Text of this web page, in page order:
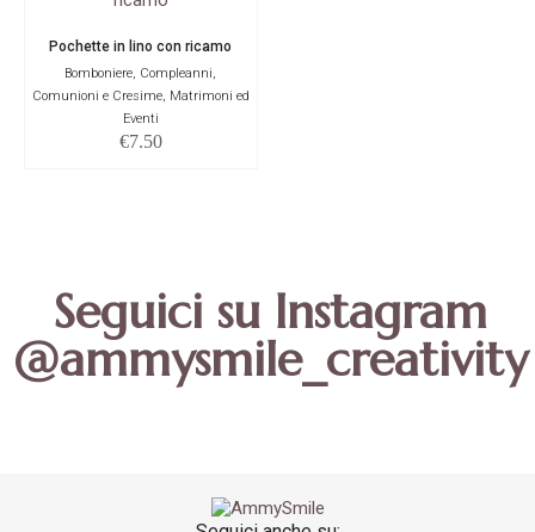
Pochette in lino con ricamo
Bomboniere, Compleanni,
Comunioni e Cresime, Matrimoni ed
Eventi
€7.50
Seguici su Instagram
@ammysmile_creativity